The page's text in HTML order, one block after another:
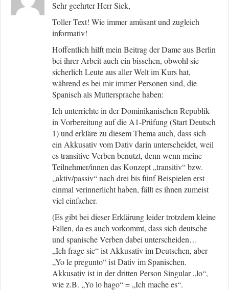
Sehr geehrter Herr Sick,
Toller Text! Wie immer amüsant und zugleich
informativ!
Hoffentlich hilft mein Beitrag der Dame aus Berlin
bei ihrer Arbeit auch ein bisschen, obwohl sie
sicherlich Leute aus aller Welt im Kurs hat,
während es bei mir immer Personen sind, die
Spanisch als Muttersprache haben:
Ich unterrichte in der Dominikanischen Republik
in Vorbereitung auf die A1-Prüfung (Start Deutsch
1) und erkläre zu diesem Thema auch, dass sich
ein Akkusativ vom Dativ darin unterscheidet, weil
es transitive Verben benutzt, denn wenn meine
Teilnehmer/innen das Konzept „transitiv“ bzw.
„aktiv/passiv“ nach drei bis fünf Beispielen erst
einmal verinnerlicht haben, fällt es ihnen zumeist
viel einfacher.
(Es gibt bei dieser Erklärung leider trotzdem kleine
Fallen, da es auch vorkommt, dass sich deutsche
und spanische Verben dabei unterscheiden…
„Ich frage sie“ ist Akkusativ im Deutschen, aber
„Yo le pregunto“ ist Dativ im Spanischen.
Akkusativ ist in der dritten Person Singular „lo“,
wie z.B. „Yo lo hago“ = „Ich mache es“.